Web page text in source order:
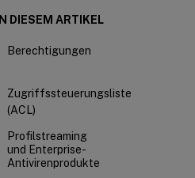
IN DIESEM ARTIKEL
Berechtigungen
Zugriffssteuerungsliste
(ACL)
Profilstreaming
und Enterprise-
Antivirenprodukte